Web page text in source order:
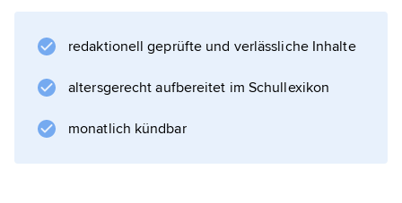
, durch Sickerwasser entlang von
der Schlot an eine Kreuzungsstelle von zwei
Oberfläche eine unregelmäßige sternförmige
redaktionell geprüfte und verlässliche Inhalte
altersgerecht aufbereitet im Schullexikon
monatlich kündbar